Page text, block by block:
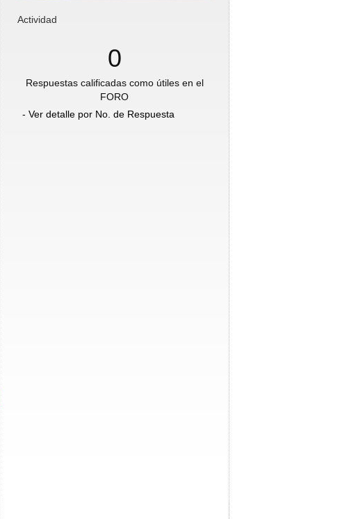
Actividad
0
Respuestas calificadas como útiles en el
FORO
- Ver detalle por No. de Respuesta